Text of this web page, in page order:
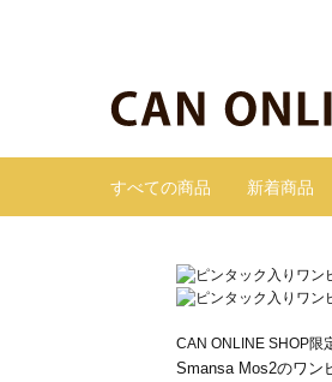
すべての商品 新着商品
CAN ONLINE SHOP限
Smansa Mos2のワン